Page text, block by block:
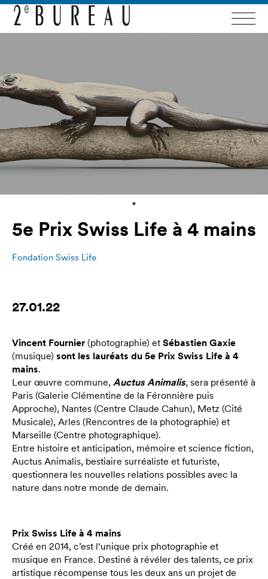
5e Prix Swiss Life à 4 mains
Fondation Swiss Life
27.01.22
Vincent Fournier (photographie) et Sébastien Gaxie
(musique) sont les lauréats du 5e Prix Swiss Life à 4
mains.
Leur œuvre commune, Auctus Animalis, sera présenté à
Paris (Galerie Clémentine de la Féronnière puis
Approche), Nantes (Centre Claude Cahun), Metz (Cité
Musicale), Arles (Rencontres de la photographie) et
Marseille (Centre photographique).
Entre histoire et anticipation, mémoire et science fiction,
Auctus Animalis, bestiaire surréaliste et futuriste,
questionnera les nouvelles relations possibles avec la
nature dans notre monde de demain.
Prix Swiss Life à 4 mains
Créé en 2014, c’est l‘unique prix photographie et
musique en France. Destiné à révéler des talents, ce prix
artistique récompense tous les deux ans un projet de